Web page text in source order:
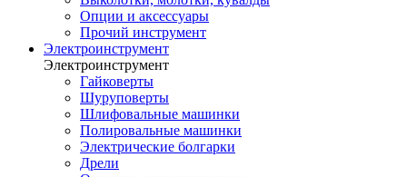
Опции и аксессуары
Прочий инструмент
Электроинструмент
Электроинструмент
Гайковерты
Шуруповерты
Шлифовальные машинки
Полировальные машинки
Электрические болгарки
Дрели